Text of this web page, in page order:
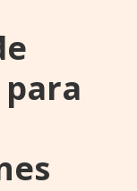
para